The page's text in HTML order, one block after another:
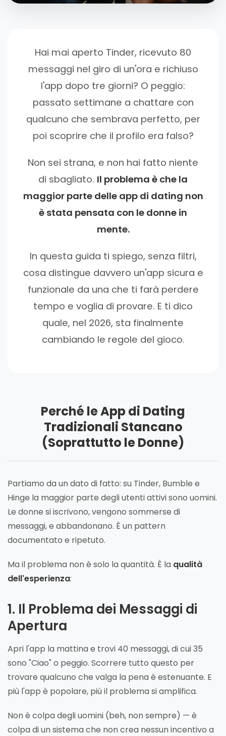
Hai mai aperto Tinder, ricevuto 80
messaggi nel giro di un'ora e richiuso
l'app dopo tre giorni? O peggio:
passato settimane a chattare con
qualcuno che sembrava perfetto, per
poi scoprire che il profilo era falso?
Non sei strana, e non hai fatto niente
di sbagliato. Il problema è che la
maggior parte delle app di dating non
è stata pensata con le donne in
mente.
In questa guida ti spiego, senza filtri,
cosa distingue davvero un'app sicura e
funzionale da una che ti farà perdere
tempo e voglia di provare. E ti dico
quale, nel 2026, sta finalmente
cambiando le regole del gioco.
Perché le App di Dating
Tradizionali Stancano
(Soprattutto le Donne)
Partiamo da un dato di fatto: su Tinder, Bumble e
Hinge la maggior parte degli utenti attivi sono uomini.
Le donne si iscrivono, vengono sommerse di
messaggi, e abbandonano. È un pattern
documentato e ripetuto.
Ma il problema non è solo la quantità. È la qualità
dell'esperienza:
1. Il Problema dei Messaggi di
Apertura
Apri l'app la mattina e trovi 40 messaggi, di cui 35
sono "Ciao" o peggio. Scorrere tutto questo per
trovare qualcuno che valga la pena è estenuante. E
più l'app è popolare, più il problema si amplifica.
Non è colpa degli uomini (beh, non sempre) — è
colpa di un sistema che non crea nessun incentivo a